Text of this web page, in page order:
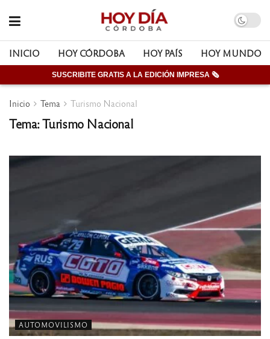
INICIO HOY CÓRDOBA HOY PAÍS HOY MUNDO
SUSCRIBITE GRATIS A LA EDICIÓN IMPRESA 🗞
Inicio Tema Turismo Nacional
Tema: Turismo Nacional
AUTOMOVILISMO